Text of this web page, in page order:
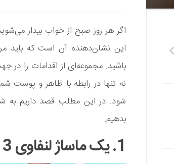
اگر هر روز صبح از خواب بیدار
این نشان‌‌‌دهنده آن است که باید
باشید. مجموعه‌ای از اقدامات را در
نه تنها در رابطه با ظاهر و پوست
شود. در این مطلب قصد داریم به
بدهیم.
1. یک ماساژ لنفاوی 3 دقیقه‌‌ای انجام دهید